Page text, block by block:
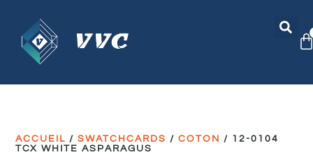
ACCUEIL /SWATCHCARDS /COTON / 12-0104
TCX WHITE ASPARAGUS